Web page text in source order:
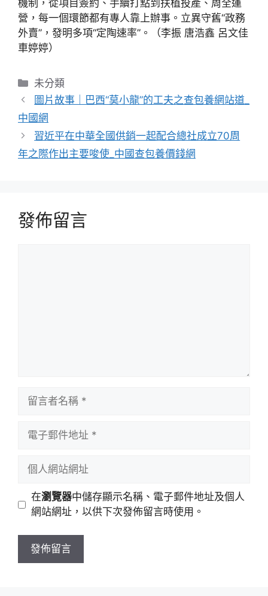
機制，從項目簽約、手續打點到扶植投產、周全運
營，每一個環節都有專人靠上辦事。立異守舊“政務
外賣”，發明多項“定陶速率”。（李振 唐浩鑫 呂文佳
車婷婷）
分
類
未分類
圖片故事｜巴西“莫小龍”的工夫之查包養網站道_
中國網
習近平在中華全國供銷一起配合總社成立70周
年之際作出主要唆使_中國查包養價錢網
發佈留言
址
站
址
在瀏覽器中儲存顯示名稱、電子郵件地址及個人
網站網址，以供下次發佈留言時使用。